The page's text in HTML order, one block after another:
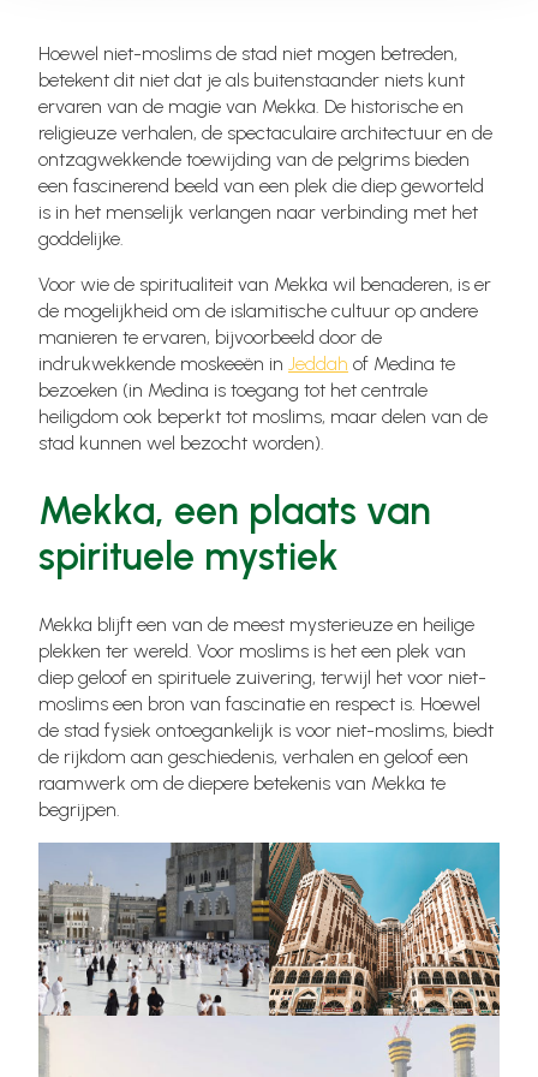
Hoewel niet-moslims de stad niet mogen betreden,
betekent dit niet dat je als buitenstaander niets kunt
ervaren van de magie van Mekka. De historische en
religieuze verhalen, de spectaculaire architectuur en de
ontzagwekkende toewijding van de pelgrims bieden
een fascinerend beeld van een plek die diep geworteld
is in het menselijk verlangen naar verbinding met het
goddelijke.
Voor wie de spiritualiteit van Mekka wil benaderen, is er
de mogelijkheid om de islamitische cultuur op andere
manieren te ervaren, bijvoorbeeld door de
indrukwekkende moskeeën in Jeddah of Medina te
bezoeken (in Medina is toegang tot het centrale
heiligdom ook beperkt tot moslims, maar delen van de
stad kunnen wel bezocht worden).
Mekka, een plaats van
spirituele mystiek
Mekka blijft een van de meest mysterieuze en heilige
plekken ter wereld. Voor moslims is het een plek van
diep geloof en spirituele zuivering, terwijl het voor niet-
moslims een bron van fascinatie en respect is. Hoewel
de stad fysiek ontoegankelijk is voor niet-moslims, biedt
de rijkdom aan geschiedenis, verhalen en geloof een
raamwerk om de diepere betekenis van Mekka te
begrijpen.